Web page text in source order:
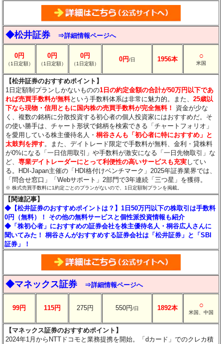
◆松井証券 ⇒詳細情報ページへ
0円
（1日定額）
0円
（1日定額）
0円
（1日定額）
0円/日 1956本 ○
米国
【松井証券のおすすめポイント】
1日定額制プランしかないものの1日の約定金額の合計が50万円以下であ
れば売買手数料が無料という手数料体系は非常に魅力的。また、25歳以
下なら現物・信用ともに国内株の売買手数料が完全無料！
資金が少な
く、複数の銘柄に分散投資する初心者の個人投資家にはおすすめだ。そ
の使い勝手は、チャート形状で銘柄を検索できる「チャートフォリオ」
を愛用している株主優待名人・桐谷さんも「初心者に特におすすめ」と
太鼓判を押す。また、デイトレード限定で手数料が無料、金利・貸株料
が0%になる「一日信用取引」や手数料が激安になる「一日先物取引」な
ど、専業デイトレーダーにとって利便性の高いサービスも充実してい
る。HDI-Japan主催の「HDI格付けベンチマーク」2025年証券業界では、
「問合せ窓口」「Webサポート」2部門で3年連続「三つ星」を獲得。
※ 株式売買手数料に1約定ごとのプランがないので、1日定額制プランを掲載。
【関連記事】
◆【松井証券のおすすめポイントは？】1日50万円以下の株取引は手数料
0円（無料）！ その他の無料サービスと個性派投資情報も紹介
◆「株初心者」におすすめの証券会社を株主優待名人・桐谷広人さんに
聞いてみた！ 桐谷さんがおすすめする証券会社は「松井証券」と「SBI
証券」！
◆マネックス証券 ⇒詳細情報ページへ
99円 115円 275円 550円/日 1892本 ○
米国、中国
【マネックス証券のおすすめポイント】
2024年1月からNTTドコモと業務提携を開始。「dカード」でのクレカ積